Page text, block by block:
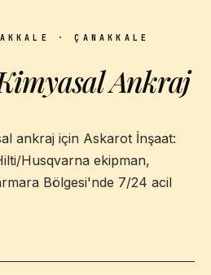
· ÇANAKKALE
Ankraj
ankraj için Askarot İnşaat:
Husqvarna ekipman,
Bölgesi'nde 7/24 acil